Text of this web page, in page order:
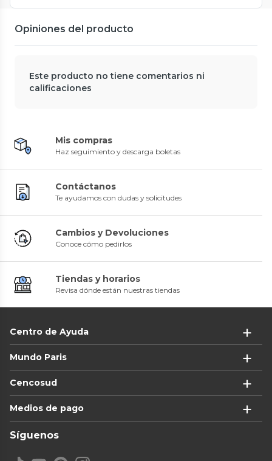
Opiniones del producto
Este producto no tiene comentarios ni
calificaciones
Mis compras
Haz seguimiento y descarga boletas
Contáctanos
Te ayudamos con dudas y solicitudes
Cambios y Devoluciones
Conoce cómo pedirlos
Tiendas y horarios
Revisa dónde están nuestras tiendas
Centro de Ayuda
Mundo Paris
Cencosud
Medios de pago
Síguenos